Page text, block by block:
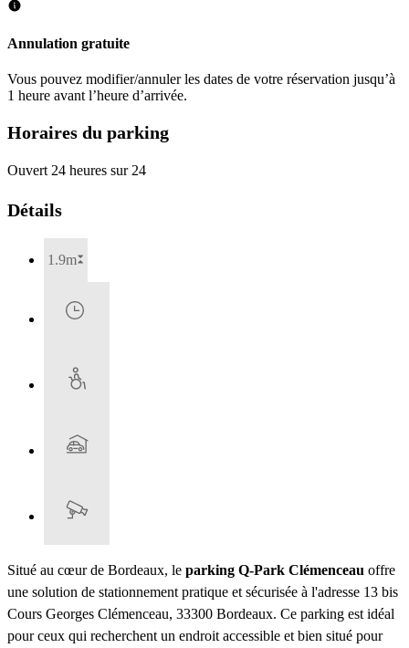
Annulation gratuite
Vous pouvez modifier/annuler les dates de votre réservation jusqu’à
1 heure avant l’heure d’arrivée.
Horaires du parking
Ouvert 24 heures sur 24
Détails
1.9m
Situé au cœur de Bordeaux, le parking Q-Park Clémenceau offre
une solution de stationnement pratique et sécurisée à l'adresse 13 bis
Cours Georges Clémenceau, 33300 Bordeaux. Ce parking est idéal
pour ceux qui recherchent un endroit accessible et bien situé pour